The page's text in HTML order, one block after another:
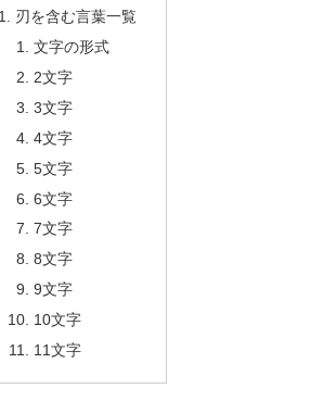
刃を含む言葉一覧
文字の形式
2文字
3文字
4文字
5文字
6文字
7文字
8文字
9文字
10文字
11文字